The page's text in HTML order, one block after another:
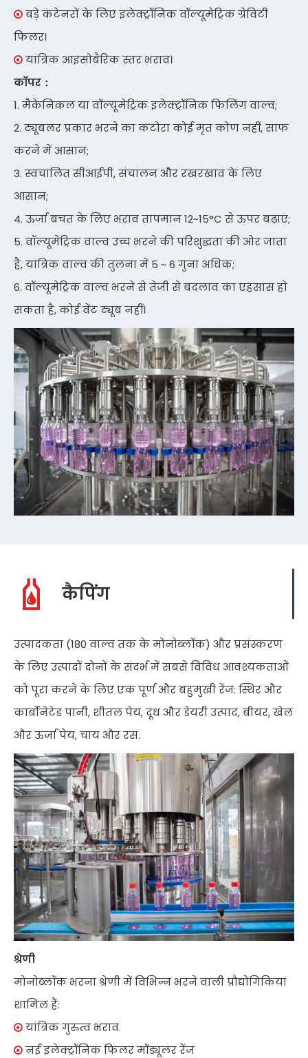
 बड़े कंटेनरों के लिए इलेक्ट्रॉनिक वॉल्यूमेट्रिक ग्रेविटी
फिलर।
 यांत्रिक आइसोबैरिक स्तर भराव।
काॅपर：
1. मैकेनिकल या वॉल्यूमेट्रिक इलेक्ट्रॉनिक फिलिंग वाल्व;
2. ट्यूबलर प्रकार भरने का कटोरा कोई मृत कोण नहीं, साफ
करने में आसान;
3. स्वचालित सीआईपी, संचालन और रखरखाव के लिए
आसान;
4. ऊर्जा बचत के लिए भराव तापमान 12~15°C से ऊपर बढ़ाएं;
5. वॉल्यूमेट्रिक वाल्व उच्च भरने की परिशुद्धता की ओर जाता
है, यांत्रिक वाल्व की तुलना में 5 ~ 6 गुना अधिक;
6. वॉल्यूमेट्रिक वाल्व भरने से तेजी से बदलाव का एहसास हो
सकता है, कोई वेंट ट्यूब नहीं।
कैपिंग
उत्पादकता (180 वाल्व तक के मोनोब्लॉक) और प्रसंस्करण
के लिए उत्पादों दोनों के संदर्भ में सबसे विविध आवश्यकताओं
को पूरा करने के लिए एक पूर्ण और बहुमुखी रेंज: स्थिर और
कार्बोनेटेड पानी, शीतल पेय, दूध और डेयरी उत्पाद, बीयर, खेल
और ऊर्जा पेय, चाय और रस.
श्रेणी
मोनोब्लॉक भरना श्रेणी में विभिन्न भरने वाली प्रौद्योगिकियां
शामिल हैं:
 यांत्रिक गुरुत्व भराव.
 नई इलेक्ट्रॉनिक फिलर मॉड्यूलर रेंज